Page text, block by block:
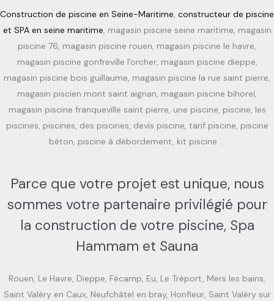
Construction de piscine en Seine-Maritime, constructeur de piscine
et SPA en seine maritime, magasin piscine seine maritime, magasin
piscine 76, magasin piscine rouen, magasin piscine le havre,
magasin piscine gonfreville l'orcher, magasin piscine dieppe,
magasin piscine bois guillaume, magasin piscine la rue saint pierre,
magasin piscien mont saint aignan, magasin piscine bihorel,
magasin piscine franqueville saint pierre, une piscine, piscine, les
piscines, piscines, des piscines, devis piscine, tarif piscine, piscine
béton, piscine à débordement, kit piscine …
Parce que votre projet est unique, nous
sommes votre partenaire privilégié pour
la construction de votre piscine, Spa
Hammam et Sauna
Rouen, Le Havre, Dieppe, Fécamp, Eu, Le Tréport, Mers les bains,
Saint Valéry en Caux, Neufchâtel en bray, Honfleur, Saint Valéry sur